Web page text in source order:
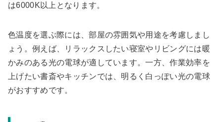
は6000K以上となります。
色温度を選ぶ際には、部屋の雰囲気や用途を考慮しまし
ょう。例えば、リラックスしたい寝室やリビングには暖
かみのある光の電球が適しています。一方、作業効率を
上げたい書斎やキッチンでは、明るく白っぽい光の電球
がおすすめです。